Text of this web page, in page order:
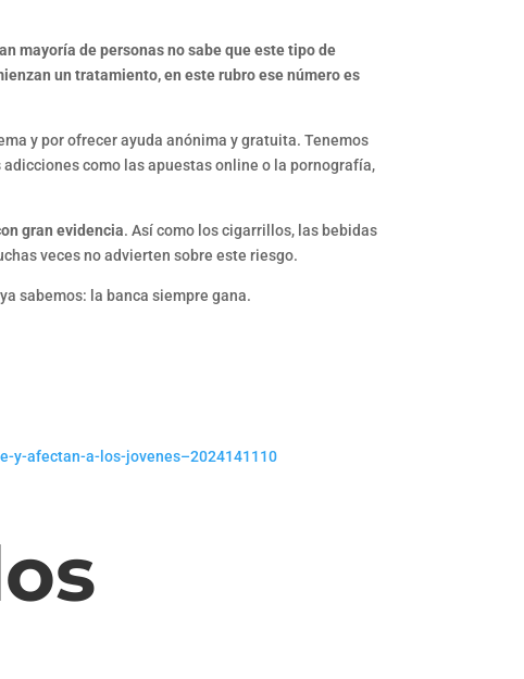
mayoría de personas no sabe que este tipo de
un tratamiento, en este rubro ese número es
y por ofrecer ayuda anónima y gratuita. Tenemos
como las apuestas online o la pornografía,
gran evidencia. Así como los cigarrillos, las bebidas
veces no advierten sobre este riesgo.
sabemos: la banca siempre gana.
y-afectan-a-los-jovenes–2024141110